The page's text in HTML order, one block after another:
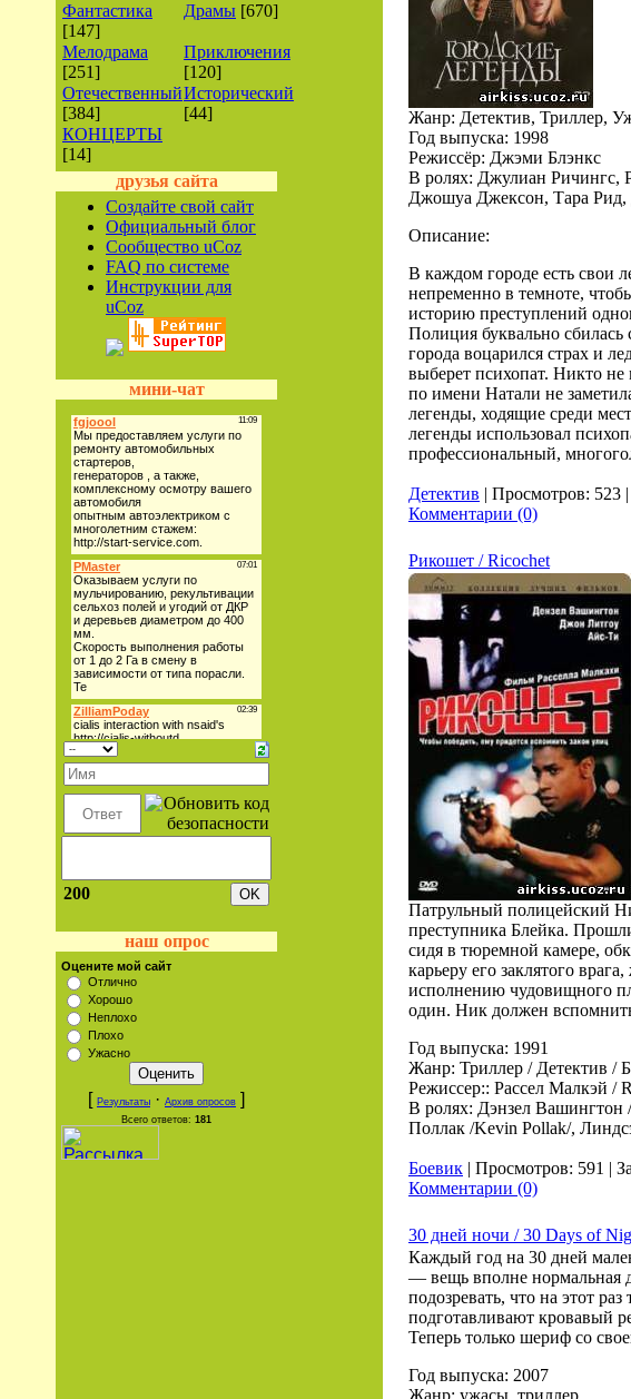
Фантастика
[147]
Драмы [670]
Мелодрама
[251]
Приключения
[120]
Отечественный
[384]
Исторический
[44]
КОНЦЕРТЫ
[14]
друзья сайта
Создайте свой сайт
Официальный блог
Сообщество uCoz
FAQ по системе
Инструкции для
uCoz
мини-чат
200
наш опрос
Оцените мой сайт
Отлично
Хорошо
Неплохо
Плохо
Ужасно
[ Результаты · Архив опросов ]
Всего ответов: 181
Жанр: Детектив, Триллер,
Год выпуска: 1998
Режиссёр: Джэми Блэнкс
В ролях: Джулиан Ричингс,
Джошуа Джексон, Тара
Описание:
В каждом городе есть свои
непременно в темноте,
историю преступлений
Полиция буквально сбилась
города воцарился страх и
выберет психопат. Никто не
по имени Натали не
легенды, ходящие среди
легенды использовал
профессиональный,
Детектив | Просмотров: 523
Комментарии (0)
Рикошет / Ricochet
Патрульный полицейский
преступника Блейка.
сидя в тюремной камере,
карьеру его заклятого
исполнению чудовищного
один. Ник должен
Год выпуска: 1991
Жанр: Триллер / Детектив /
Режиссер:: Рассел Малкэй /
В ролях: Дэнзел Вашингтон
Поллак /Kevin Pollak/,
Боевик | Просмотров: 591 |
Комментарии (0)
30 дней ночи / 30 Days of
Каждый год на 30 дней
— вещь вполне нормальная
подозревать, что на этот
подготавливают кровавый
Теперь только шериф со
Год выпуска: 2007
Жанр: ужасы, триллер